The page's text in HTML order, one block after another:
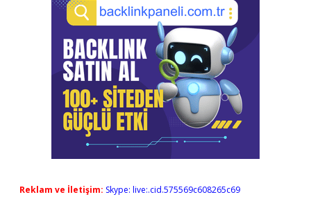
Reklam ve İletişim: Skype: live:.cid.575569c608265c69